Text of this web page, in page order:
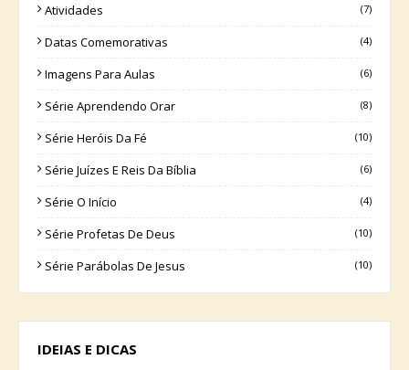
Atividades (7)
Datas Comemorativas (4)
Imagens Para Aulas (6)
Série Aprendendo Orar (8)
Série Heróis Da Fé (10)
Série Juízes E Reis Da Bíblia (6)
Série O Início (4)
Série Profetas De Deus (10)
Série Parábolas De Jesus (10)
IDEIAS E DICAS